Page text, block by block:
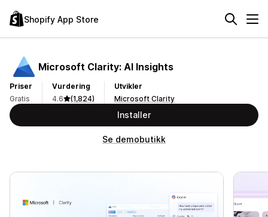
Shopify App Store
Microsoft Clarity: AI Insights
Priser
Gratis
Vurdering
4.6
(1,824)
Utvikler
Microsoft Clarity
Installer
Se demobutikk